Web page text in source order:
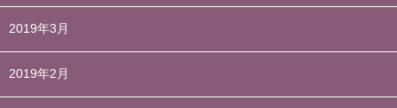
2019年3月
2019年2月